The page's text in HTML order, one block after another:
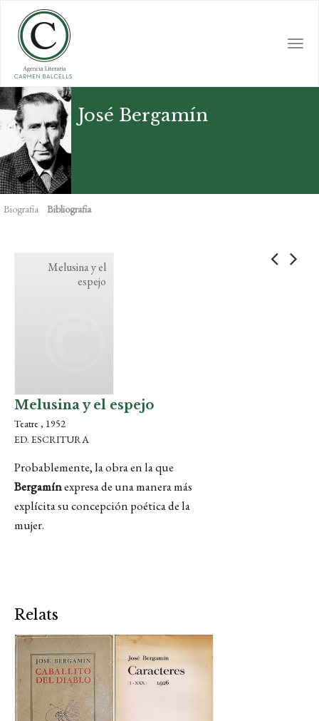
main
content
José Bergamín
Biografia Bibliografia
Melusina y el
espejo
Melusina y el espejo
Teatre , 1952
ED. ESCRITURA
Probablemente, la obra en la que
Bergamínexpresa de una manera más
explícita su concepción poética de la
mujer.
Relats